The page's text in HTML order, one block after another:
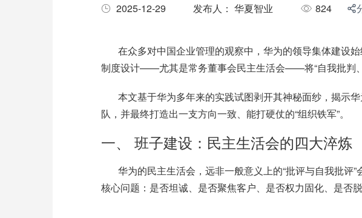
2025-12-29 发布人： 华夏智业 824
在众多对中国企业管理的观察中，华为的领导集体建设
制度设计——尤其是常务董事会民主生活会——将“自我批判、
本文基于华为多年来的实践试图剥开其神秘面纱，揭示
队，并最终打造出一支方向一致、能打硬仗的“组织铁军”。
一、 班子建设：民主生活会的四大淬炼
华为的民主生活会，远非一般意义上的“批评与自我批评
核心问题：是否坦诚、是否聚焦客户、是否权力固化、是否脱